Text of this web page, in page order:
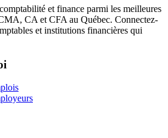
et finance parmi les meilleures
CA et CFA au Québec. Connectez-
et institutions financières qui